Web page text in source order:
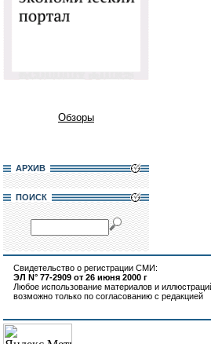
Обзоры
АРХИВ
ПОИСК
Свидетельство о регистрации СМИ:
ЭЛ N° 77-2909 от 26 июня 2000 г
Любое использование материалов и
возможно только по согласованию с редакцией